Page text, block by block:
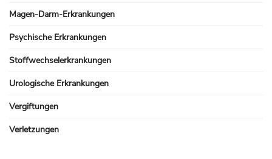
Magen-Darm-Erkrankungen
Psychische Erkrankungen
Stoffwechselerkrankungen
Urologische Erkrankungen
Vergiftungen
Verletzungen